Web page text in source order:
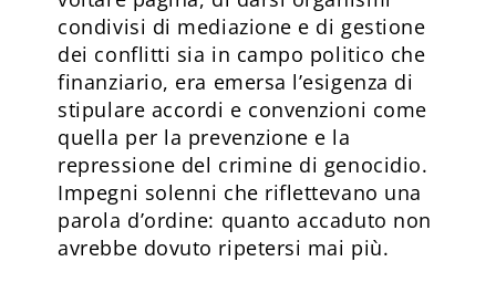
condivisi di mediazione e di gestione
dei conflitti sia in campo politico che
finanziario, era emersa l’esigenza di
stipulare accordi e convenzioni come
quella per la prevenzione e la
repressione del crimine di genocidio.
Impegni solenni che riflettevano una
parola d’ordine: quanto accaduto non
avrebbe dovuto ripetersi mai più.